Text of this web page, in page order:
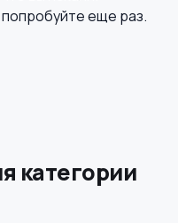
Купальники еще раз.
категории